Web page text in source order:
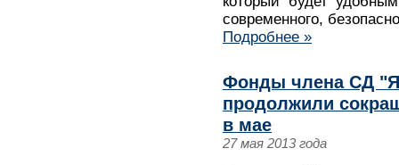
современного,
Подробнее »
Фонды члена СД
продолжили
в мае
27 мая 2013 года